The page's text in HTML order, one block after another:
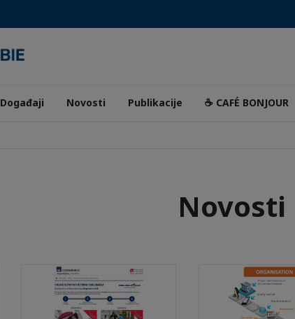
Događaji Novosti Publikacije ☕ CAFÉ BONJOUR
Novosti